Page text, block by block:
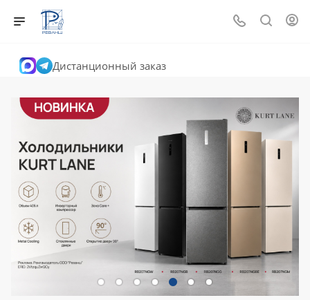
Дистанционный заказ